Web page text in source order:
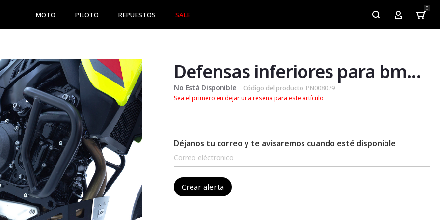
MOTO PILOTO REPUESTOS SALE My Account
0
Defensas inferiores para bmw 900 gs 850gs 750gs
No Está Disponible Código del producto PN008079
Sea el primero en dejar una reseña para este artículo
Déjanos tu correo y te avisaremos cuando esté disponible